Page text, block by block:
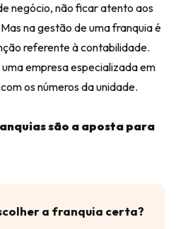
negócio, não ficar atento aos
na gestão de uma franquia é
referente à contabilidade.
empresa especializada em
os números da unidade.
são a aposta para
a franquia certa?